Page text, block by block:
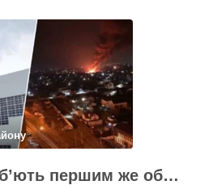
на 65%, а на
столиця залучила
Київські ТЕЦ виб’ють першим же обстрілом, План стійкості не спрацює – депутат Київради Ємець